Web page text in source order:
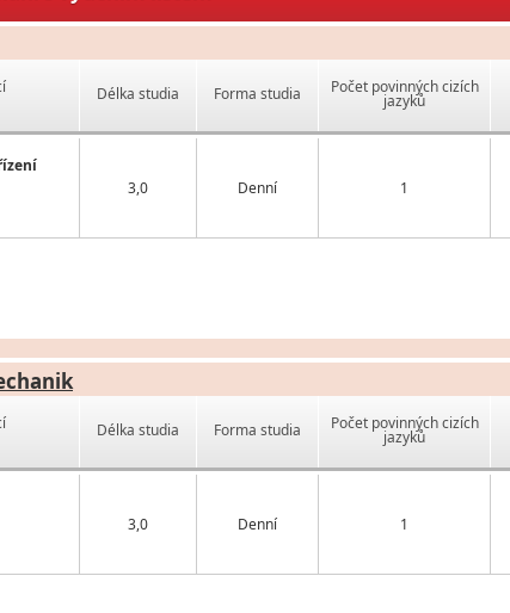
Délka studia Forma studia Počet povinných cizích
jazyků
3,0 Denní 1
Délka studia Forma studia Počet povinných cizích
jazyků
3,0 Denní 1